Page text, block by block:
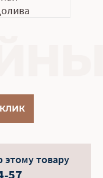
товару
57